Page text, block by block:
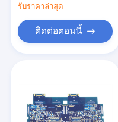
รับราคาล่าสุด
ติดต่อตอนนี้